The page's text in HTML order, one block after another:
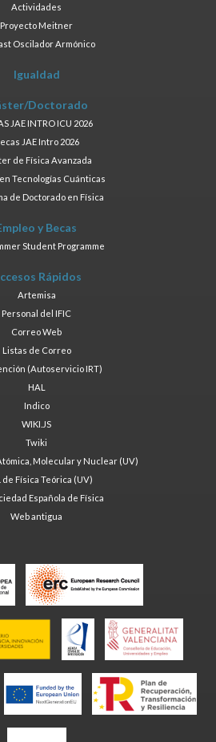
Actividades
Proyecto Meitner
Oscilador Armónico
Igualdad
Doctorado
JAE INTRO ICU 2026
JAE Intro 2026
de Física Avanzada
Tecnologías Cuánticas
de Doctorado en Física
y Becas
Student Programme
Rápidos
Artemisa
Personal del IFIC
Correo Web
Listas de Correo
(Autoservicio IRT)
HAL
Indico
WIKI.JS
Twiki
Molecular y Nuclear (UV)
de Física Teórica (UV)
Española de Física
Web antigua